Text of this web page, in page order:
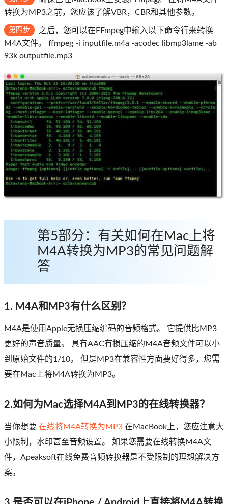
转换为MP3之前，您应该了解VBR，CBR和其他参数。
第四步
之后，您可以在FFmpeg中输入以下命令行来转换
M4A文件。 ffmpeg -i inputfile.m4a -acodec libmp3lame -ab
93k outputfile.mp3
第5部分：有关如何在Mac上将
M4A转换为MP3的常见问题解
答
1. M4A和MP3有什么区别？
M4A是使用Apple无损压缩编码的音频格式。 它提供比MP3
更好的声音质量。 具有AAC有损压缩的M4A音频文件可以小
到原始文件的1/10。 但是MP3在兼容性方面要好得多，您需
要在Mac上将M4A转换为MP3。
2.如何为Mac选择M4A到MP3的在线转换器？
当你想要 在线将M4A转换为MP3 在MacBook上，您应注意大
小限制，水印甚至音频设置。 如果您需要在线转换M4A文
件，Apeaksoft在线免费音频转换器是不受限制的理想解决方
案。